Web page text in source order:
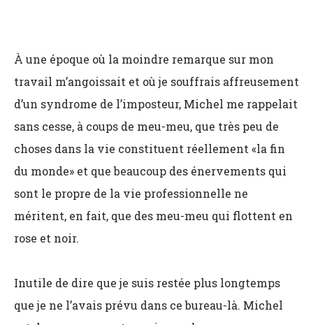
À une époque où la moindre remarque sur mon
travail m’angoissait et où je souffrais affreusement
d’un syndrome de l’imposteur, Michel me rappelait
sans cesse, à coups de meu-meu, que très peu de
choses dans la vie constituent réellement «la fin
du monde» et que beaucoup des énervements qui
sont le propre de la vie professionnelle ne
méritent, en fait, que des meu-meu qui flottent en
rose et noir.
Inutile de dire que je suis restée plus longtemps
que je ne l’avais prévu dans ce bureau-là. Michel